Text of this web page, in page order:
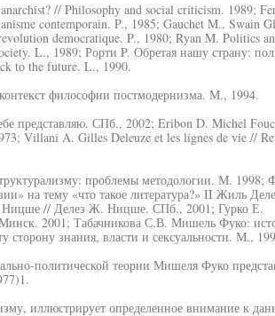
// Philosophy and social criticism. 1989;
contemporain. P., 1985; Gauchet M., Swain
democratique. P., 1980; Ryan M. Politics
L., 1989; Рорти P. Обретая нашу страну:
to the future. L., 1990.
философии постмодернизма. М., 1994.
представляю. СПб., 2002; Eribon D. Michel
Villani A. Gilles Deleuze et les lignes de vie //
проблемы методологии. М. 1998;
на тему «что такое литература?» II Жиль
// Делез Ж. Ницше. СПб., 2001; Гурко Е.
2001; Табачникова С.В. Мишель Фуко:
знания, власти и сексуальности. М.,
политической теории Мишеля Фуко
иллюстрирует определенное внимание к